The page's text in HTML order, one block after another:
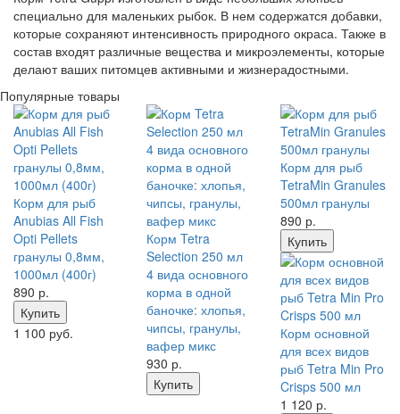
специально для маленьких рыбок. В нем содержатся добавки,
которые сохраняют интенсивность природного окраса. Также в
состав входят различные вещества и микроэлементы, которые
делают ваших питомцев активными и жизнерадостными.
Популярные товары
Корм для рыб
Anubias All Fish
Opti Pellets
гранулы 0,8мм,
1000мл (400г)
890 р.
Купить
1 100 руб.
Корм Tetra
Selection 250 мл
4 вида основного
корма в одной
баночке: хлопья,
чипсы, гранулы,
вафер микс
930 р.
Купить
Корм для рыб
TetraMin Granules
500мл гранулы
890 р.
Купить
Корм основной
для всех видов
рыб Tetra Min Pro
Crisps 500 мл
1 120 р.